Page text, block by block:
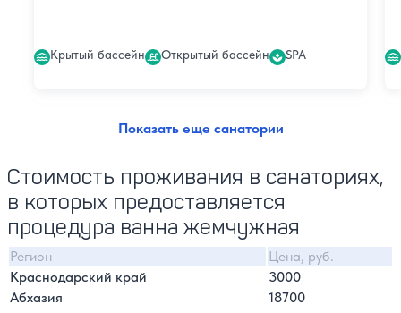
Крытый бассейн Открытый бассейн SPA
Показать еще санатории
Стоимость проживания в санаториях,
в которых предоставляется
процедура ванна жемчужная
Регион
Цена, руб.
Краснодарский край
3000
Абхазия
18700